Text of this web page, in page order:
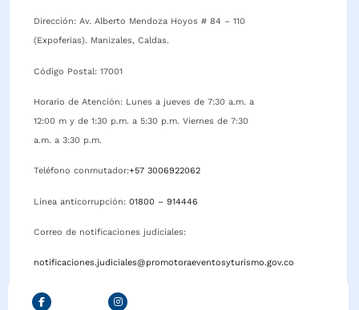
Dirección: Av. Alberto Mendoza Hoyos # 84 – 110
(Expoferias). Manizales, Caldas.
Código Postal: 17001
Horario de Atención: Lunes a jueves de 7:30 a.m. a
12:00 m y de 1:30 p.m. a 5:30 p.m. Viernes de 7:30
a.m. a 3:30 p.m.
Teléfono conmutador:+57 3006922062
Línea anticorrupción: 01800 – 914446
Correo de notificaciones judiciales:
notificaciones.judiciales@promotoraeventosyturismo.gov.co